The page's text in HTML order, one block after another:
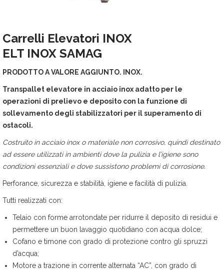
Carrelli Elevatori INOX
ELT INOX SAMAG
PRODOTTO A VALORE AGGIUNTO. INOX.
Transpallet elevatore in acciaio inox adatto per le
operazioni di prelievo e deposito con la funzione di
sollevamento degli stabilizzatori per il superamento di
ostacoli.
Costruito in acciaio inox o materiale non corrosivo, quindi destinato
ad essere utilizzati in ambienti dove la pulizia e l’igiene sono
condizioni essenziali e dove sussistono problemi di corrosione.
Perforance, sicurezza e stabilità, igiene e facilità di pulizia.
Tutti realizzati con:
Telaio con forme arrotondate per ridurre il deposito di residui e
permettere un buon lavaggio quotidiano con acqua dolce;
Cofano e timone con grado di protezione contro gli spruzzi
d’acqua;
Motore a trazione in corrente alternata “AC”, con grado di